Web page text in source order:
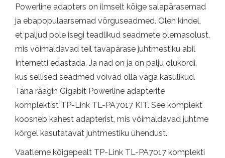
Powerline adapters on ilmselt kõige salapärasemad
ja ebapopulaarsemad võrguseadmed. Olen kindel,
et paljud pole isegi teadlikud seadmete olemasolust,
mis võimaldavad teil tavapärase juhtmestiku abil
Internetti edastada. Ja nad on ja on palju olukordi,
kus sellised seadmed võivad olla väga kasulikud.
Täna räägin Gigabit Powerline adapterite
komplektist TP-Link TL-PA7017 KIT. See komplekt
koosneb kahest adapterist, mis võimaldavad juhtme
kõrgel kasutatavat juhtmestiku ühendust.
Vaatleme kõigepealt TP-Link TL-PA7017 komplekti